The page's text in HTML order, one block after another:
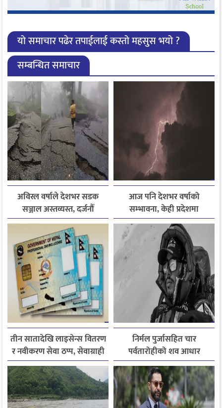
यो समाचार पढेर तपाईलाई कस्तो महसुस भयो ?
सम्बन्धित समाचार
अविरल वर्षाले देशभर सडक
सञ्जाल अस्तव्यस्त, दर्जनौँ
राजमार्ग अवरुद्ध
आज पनि देशभर वर्षाको
सम्भावना, केही प्रदेशमा
भारीदेखि धेरै भारी वर्षा हुने
चेतावनी
तीन सातादेखि लाइसेन्स वितरण
र नवीकरण सेवा ठप्प, सेवाग्राही
सास्तीमा
निर्मल पुर्जासहित चार
पर्वतारोहीको शव आधार
शिविरमा ल्याइयो, तीन अझै
बेपत्ता